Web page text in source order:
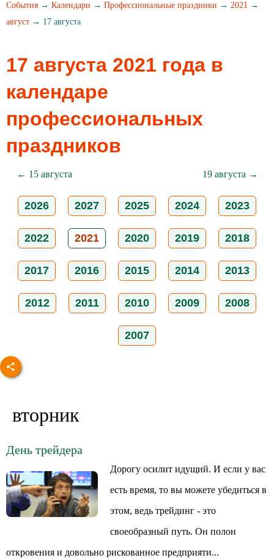
События → Календари → Профессиональные праздники → 2021 →
август → 17 августа
17 августа 2021 года в
календаре
профессиональных
праздников
← 15 августа 19 августа →
2026 2027 2025 2024 2023
2022 2021 2020 2019 2018
2017 2016 2015 2014 2013
2012 2011 2010 2009 2008
2007
вторник
День трейдера
Дорогу осилит идущий. И если у вас
есть время, то вы можете убедиться в
этом, ведь трейдинг - это
своеобразный путь. Он полон
откровения и довольно рискованное предприяти...